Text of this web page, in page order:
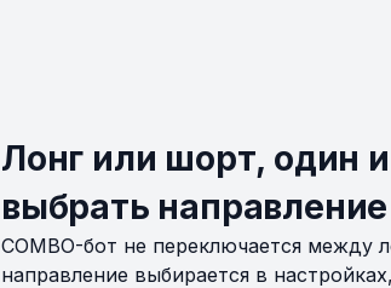
Лонг или шорт, один
выбрать
COMBO-бота
COMBO-бот не переключается
направление выбирается в